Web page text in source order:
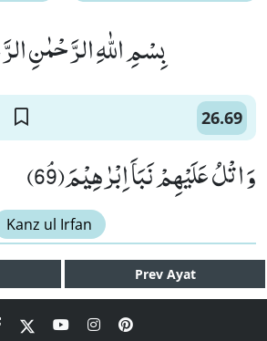
بِسْمِ اللّٰهِ الرَّحْمٰنِ
26.69
وَ اتْلُ عَلَیْهِمْ نَبَاَ اِبْرٰهِیْمَﭥ(69)
Kanz ul Irfan
Prev Ayat